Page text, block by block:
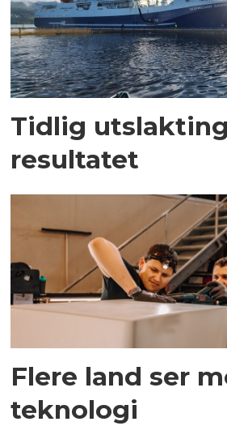
Tidlig
resultatet
Flere land ser
teknologi